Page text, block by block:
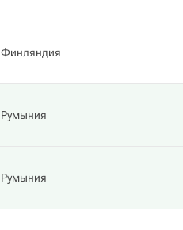
Финляндия
Румыния
Румыния